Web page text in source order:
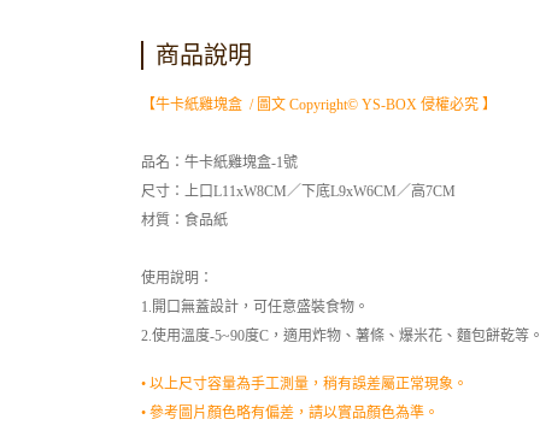
商品說明
【牛卡紙雞塊盒 / 圖文 Copyright© YS-BOX 侵權必究 】
品名：牛卡紙雞塊盒-1號
尺寸：上口L11xW8CM／下底L9xW6CM／高7CM
材質：食品紙
使用說明：
1.開口無蓋設計，可任意盛裝食物。
2.使用溫度-5~90度C，適用炸物、薯條、爆米花、麵包餅乾等
• 以上尺寸容量為手工測量，稍有誤差屬正常現象。
• 參考圖片顏色略有偏差，請以實品顏色為準。